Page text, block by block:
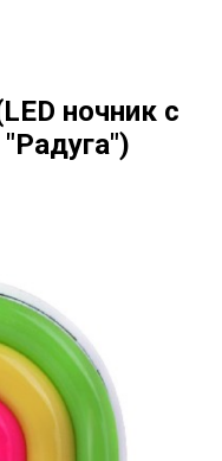
ночник с